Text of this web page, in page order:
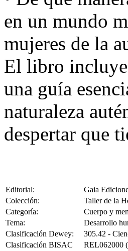
en un mundo
mujeres de la
El libro
una guía
naturaleza
despertar que
Editorial:
Gaia
Colección:
Taller de la
Categoría:
Cuerpo y
Tema:
Desarrollo
Clasificación Dewey:
305.42 -
Clasificación BISAC
REL062000